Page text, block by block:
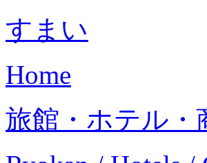
すまい
Home
旅館・ホテル・